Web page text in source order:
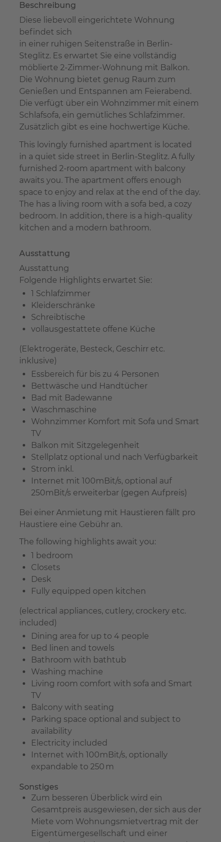
Beschreibung
Diese liebevoll eingerichtete Wohnung
befindet sich
in einer ruhigen Seitenstraße in Berlin-
Steglitz. Es erwartet Sie eine vollständig
möblierte 2-Zimmer-Wohnung mit Balkon.
Die Wohnung bietet genug Raum zum
Genießen und Entspannen am Feierabend.
Die verfügt über ein Wohnzimmer mit einem
Schlafsofa, ein gemütliches Schlafzimmer.
Zusätzlich gibt es eine hochwertige Küche.
This lovingly furnished apartment is located
in a quiet side street in Berlin-Steglitz. A fully
furnished 2-room apartment with balcony
awaits you. The apartment offers enough
space to enjoy and relax at the end of the day.
The has a living room with a sofa bed, a cozy
bedroom. In addition, there is a high-quality
kitchen and a modern bathroom.
Ausstattung
Ausstattung
Folgende Highlights erwartet Sie:
1 Schlafzimmer
Kleiderschränke
Schreibtische
vollausgestattete offene Küche
(Elektrogeräte, Besteck, Geschirr etc.
inklusive)
Essbereich für bis zu 4 Personen
Bettwäsche und Handtücher
Bad mit Badewanne
Waschmaschine
Wohnzimmer Komfort mit Sofa und Smart
TV
Balkon mit Sitzgelegenheit
Stellplatz optional und nach Verfügbarkeit
Strom inkl.
Internet mit 100mBit/s, optional auf
250mBit/s erweiterbar (gegen Aufpreis)
Bei einer Anmietung mit Haustieren fällt pro
Haustiere eine Gebühr an.
The following highlights await you:
1 bedroom
Closets
Desk
Fully equipped open kitchen
(electrical appliances, cutlery, crockery etc.
included)
Dining area for up to 4 people
Bed linen and towels
Bathroom with bathtub
Washing machine
Living room comfort with sofa and Smart
TV
Balcony with seating
Parking space optional and subject to
availability
Electricity included
Internet with 100mBit/s, optionally
expandable to 250 m
Sonstiges
Zum besseren Überblick wird ein
Gesamtpreis ausgewiesen, der sich aus der
Miete vom Wohnungsmietvertrag mit der
Eigentümergesellschaft und einer